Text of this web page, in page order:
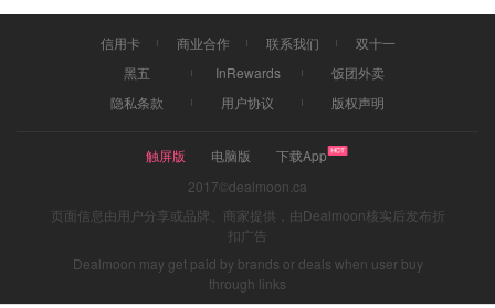
信用卡 商业合作 联系我们
双十一
黑五
InRewards
饭团外卖
隐私条款
用户协议 版权声明
触屏版 电脑版
下载App
2017©dealmoon.ca
页面信息由用户分享或品牌、商家提供，由Dealmoon核实后发布折
扣广告
Dealmoon may get paid by brands or deals when user buy
through links